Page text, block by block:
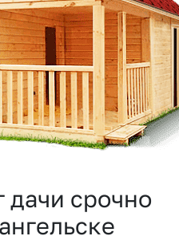
дачи срочно